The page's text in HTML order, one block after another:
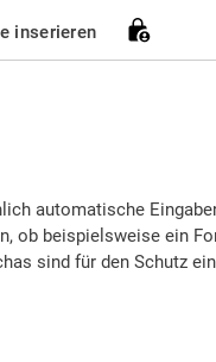
inserieren
automatische
ob beispielsweise ein
sind für den Schutz